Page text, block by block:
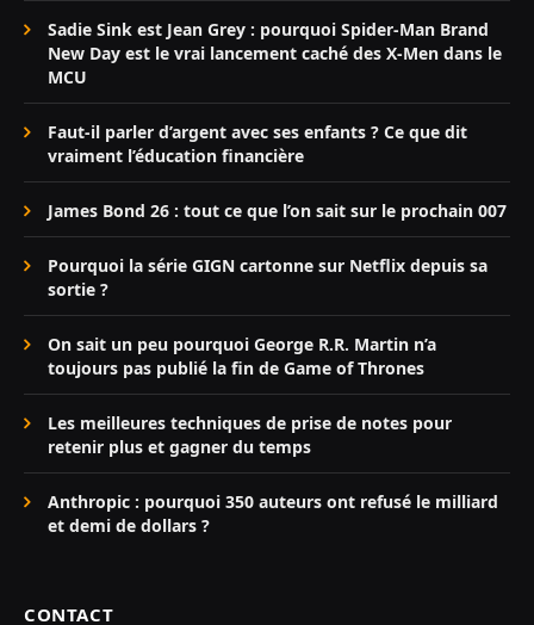
Sadie Sink est Jean Grey : pourquoi Spider-Man Brand
New Day est le vrai lancement caché des X-Men dans le
MCU
Faut-il parler d’argent avec ses enfants ? Ce que dit
vraiment l’éducation financière
James Bond 26 : tout ce que l’on sait sur le prochain 007
Pourquoi la série GIGN cartonne sur Netflix depuis sa
sortie ?
On sait un peu pourquoi George R.R. Martin n’a
toujours pas publié la fin de Game of Thrones
Les meilleures techniques de prise de notes pour
retenir plus et gagner du temps
Anthropic : pourquoi 350 auteurs ont refusé le milliard
et demi de dollars ?
CONTACT